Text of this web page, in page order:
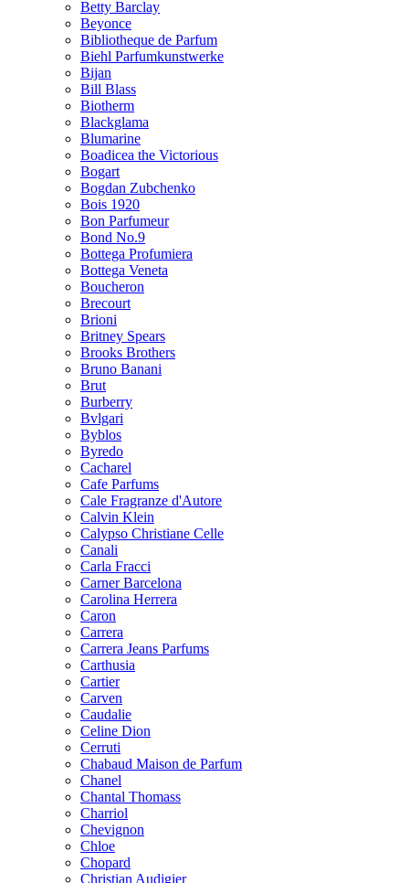
Betty Barclay
Beyonce
Bibliotheque de Parfum
Biehl Parfumkunstwerke
Bijan
Bill Blass
Biotherm
Blackglama
Blumarine
Boadicea the Victorious
Bogart
Bogdan Zubchenko
Bois 1920
Bon Parfumeur
Bond No.9
Bottega Profumiera
Bottega Veneta
Boucheron
Brecourt
Brioni
Britney Spears
Brooks Brothers
Bruno Banani
Brut
Burberry
Bvlgari
Byblos
Byredo
Cacharel
Cafe Parfums
Cale Fragranze d'Autore
Calvin Klein
Calypso Christiane Celle
Canali
Carla Fracci
Carner Barcelona
Carolina Herrera
Caron
Carrera
Carrera Jeans Parfums
Carthusia
Cartier
Carven
Caudalie
Celine Dion
Cerruti
Chabaud Maison de Parfum
Chanel
Chantal Thomass
Charriol
Chevignon
Chloe
Chopard
Christian Audigier